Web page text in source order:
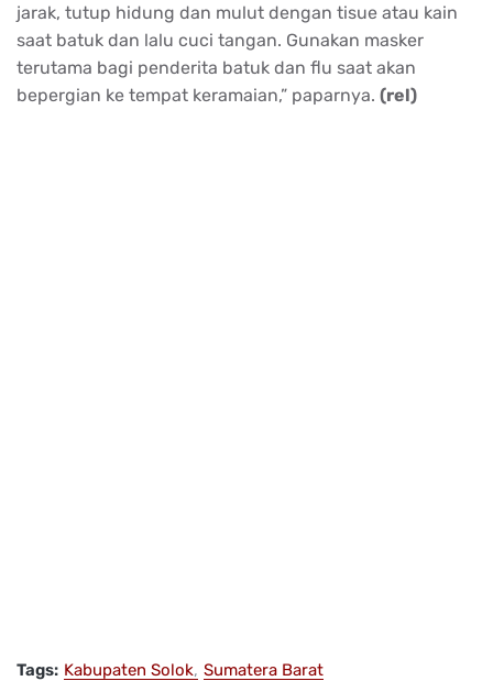
jarak, tutup hidung dan mulut dengan tisue atau kain
saat batuk dan lalu cuci tangan. Gunakan masker
terutama bagi penderita batuk dan flu saat akan
bepergian ke tempat keramaian,” paparnya. (rel)
Tags: Kabupaten Solok Sumatera Barat